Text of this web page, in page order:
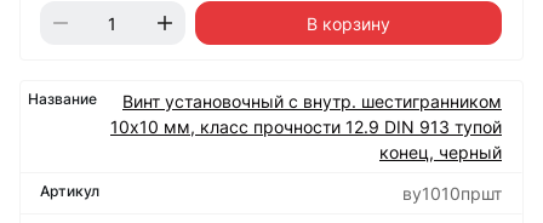
В корзину
Винт установочный с внутр. шестигранником
10х10 мм, класс прочности 12.9 DIN 913 тупой
конец, черный
ву1010пршт